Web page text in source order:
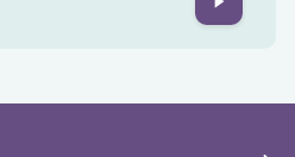
Next